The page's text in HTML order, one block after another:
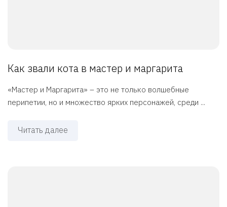
Как звали кота в мастер и маргарита
«Мастер и Маргарита» – это не только волшебные
перипетии, но и множество ярких персонажей, среди ...
Читать далее